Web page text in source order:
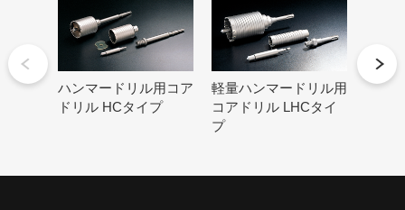
ハンマードリル用コア
ドリル HCタイプ
軽量ハンマードリル用
コアドリル LHCタイ
プ
湿式